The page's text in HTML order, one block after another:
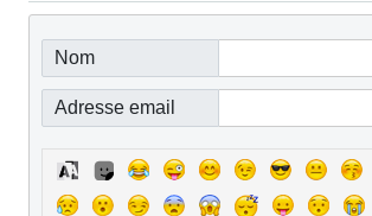
Nom
Adresse email